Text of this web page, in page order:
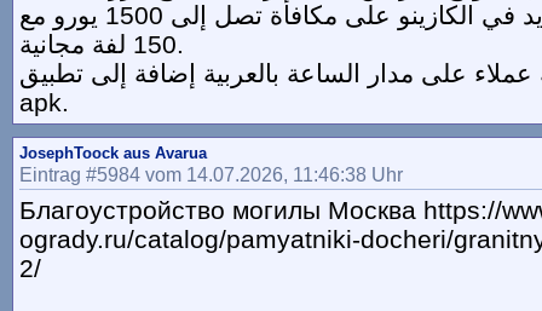
يحصل اللاعب الجديد في الكازينو على مكافأة تصل إلى 1500 يورو مع
150 لفة مجانية.
على مدار الساعة بالعربية إضافة إلى تطبيق
apk.
JosephToock aus Avarua
Eintrag #5984 vom 14.07.2026, 11:46:38 Uhr
Благоустройство могилы Москва https://
ogrady.ru/catalog/pamyatniki-docheri/
2/